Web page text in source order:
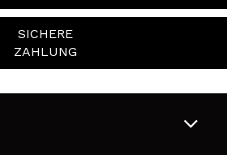
SICHERE
ZAHLUNG